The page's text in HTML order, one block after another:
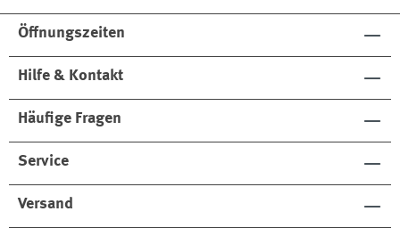
Öffnungszeiten
Hilfe & Kontakt
Häufige Fragen
Service
Versand